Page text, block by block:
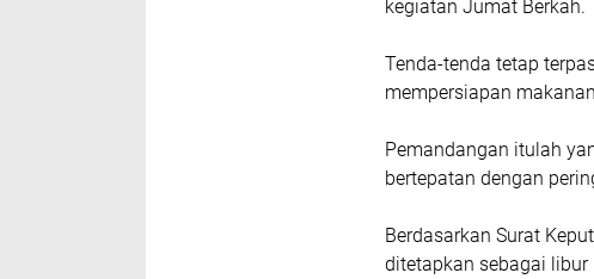
kegiatan Jumat Berkah.
Tenda-tenda tetap
mempersiapan
Pemandangan itulah
bertepatan dengan
Berdasarkan Surat
ditetapkan sebagai libur